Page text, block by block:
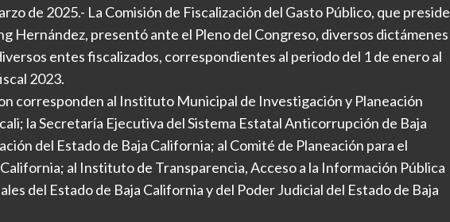
de 2025.- La Comisión de Fiscalización del Gasto Público, que preside
Hernández, presentó ante el Pleno del Congreso, diversos dictámenes
entes fiscalizados, correspondientes al periodo del 1 de enero al
2023.
corresponden al Instituto Municipal de Investigación y Planeación
la Secretaría Ejecutiva del Sistema Estatal Anticorrupción de Baja
del Estado de Baja California; al Comité de Planeación para el
al Instituto de Transparencia, Acceso a la Información Pública
del Estado de Baja California y del Poder Judicial del Estado de Baja